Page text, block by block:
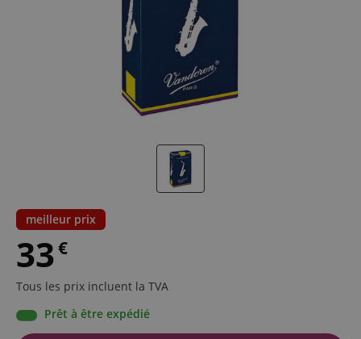
meilleur prix
33€
Tous les prix incluent la TVA
Prêt à être expédié